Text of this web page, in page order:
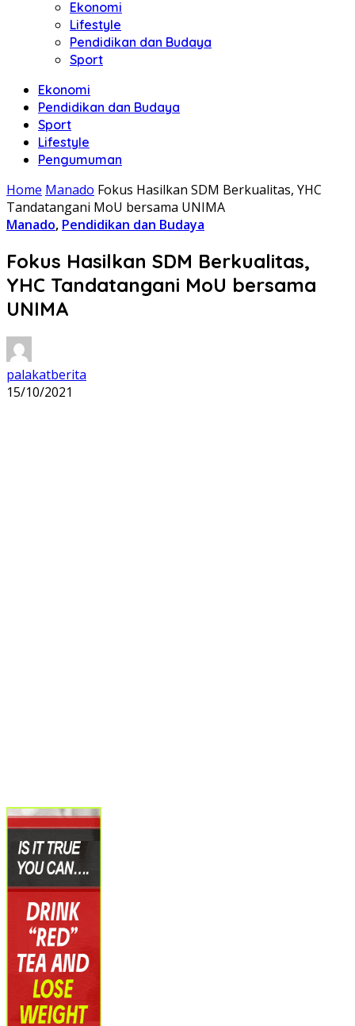
Ekonomi
Lifestyle
Pendidikan dan Budaya
Sport
Ekonomi
Pendidikan dan Budaya
Sport
Lifestyle
Pengumuman
Home Manado Fokus Hasilkan SDM Berkualitas, YHC
Tandatangani MoU bersama UNIMA
Manado, Pendidikan dan Budaya
Fokus Hasilkan SDM Berkualitas,
YHC Tandatangani MoU bersama
UNIMA
palakatberita
15/10/2021